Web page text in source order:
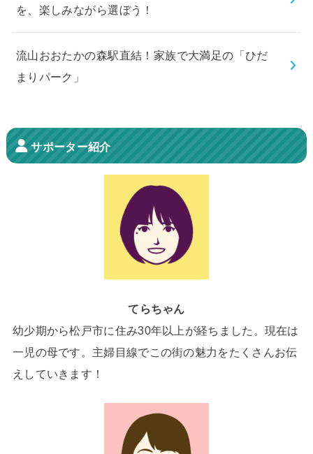
を、楽しみながら選ぼう！
流山おおたかの森駅直結！家族で大満足の「ひだ
まりパーク」
サポーター紹介
てらちゃん
幼少期から松戸市に住み30年以上が経ちました。現在は
一児の母です。主婦目線でこの街の魅力をたくさんお伝
えしていきます！